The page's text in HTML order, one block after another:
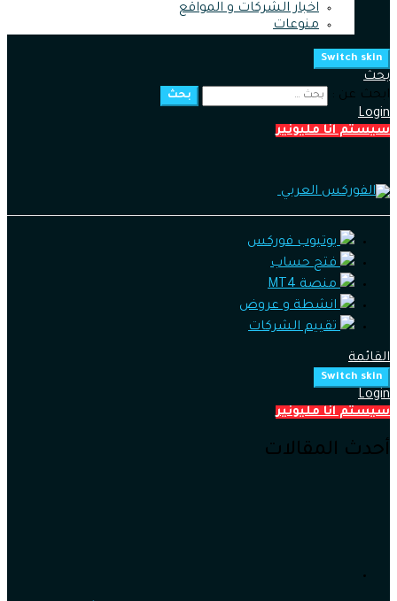
اخبار الشركات و المواقع
منوعات
Switch skin
بحث
ابحث عن :
بحث
Login
سيستم انا مليونير
يوتيوب فوركس
فتح حساب
منصة MT4
انشطة و عروض
تقييم الشركات
القائمة
Switch skin
Login
سيستم انا مليونير
أحدث المقالات